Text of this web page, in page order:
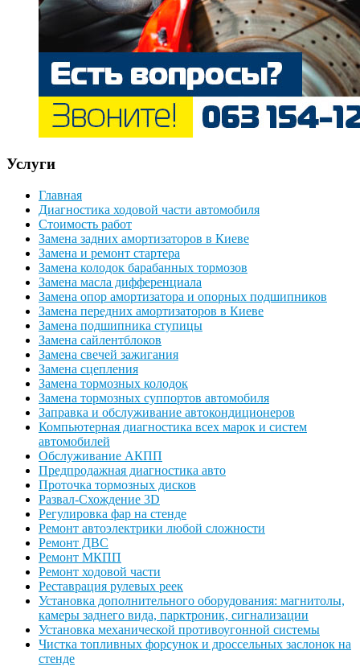
Услуги
Главная
Диагностика ходовой части автомобиля
Стоимость работ
Замена задних амортизаторов в Киеве
Замена и ремонт стартера
Замена колодок барабанных тормозов
Замена масла дифференциала
Замена опор амортизатора и опорных подшипников
Замена передних амортизаторов в Киеве
Замена подшипника ступицы
Замена сайлентблоков
Замена свечей зажигания
Замена сцепления
Замена тормозных колодок
Замена тормозных суппортов автомобиля
Заправка и обслуживание автокондиционеров
Компьютерная диагностика всех марок и систем
автомобилей
Обслуживание АКПП
Предпродажная диагностика авто
Проточка тормозных дисков
Развал-Схождение 3D
Регулировка фар на стенде
Ремонт автоэлектрики любой сложности
Ремонт ДВС
Ремонт МКПП
Ремонт ходовой части
Реставрация рулевых реек
Установка дополнительного оборудования: магнитолы,
камеры заднего вида, парктроник, сигнализации
Установка механической противоугонной системы
Чистка топливных форсунок и дроссельных заслонок на
стенде